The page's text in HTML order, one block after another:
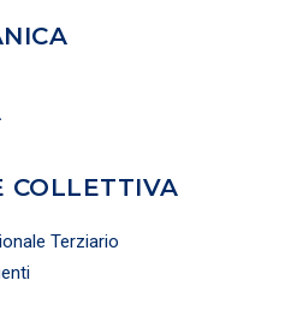
COLLETTIVA
Terziario